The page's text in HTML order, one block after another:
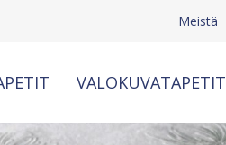
Meistä
VALOKUVATAPETIT